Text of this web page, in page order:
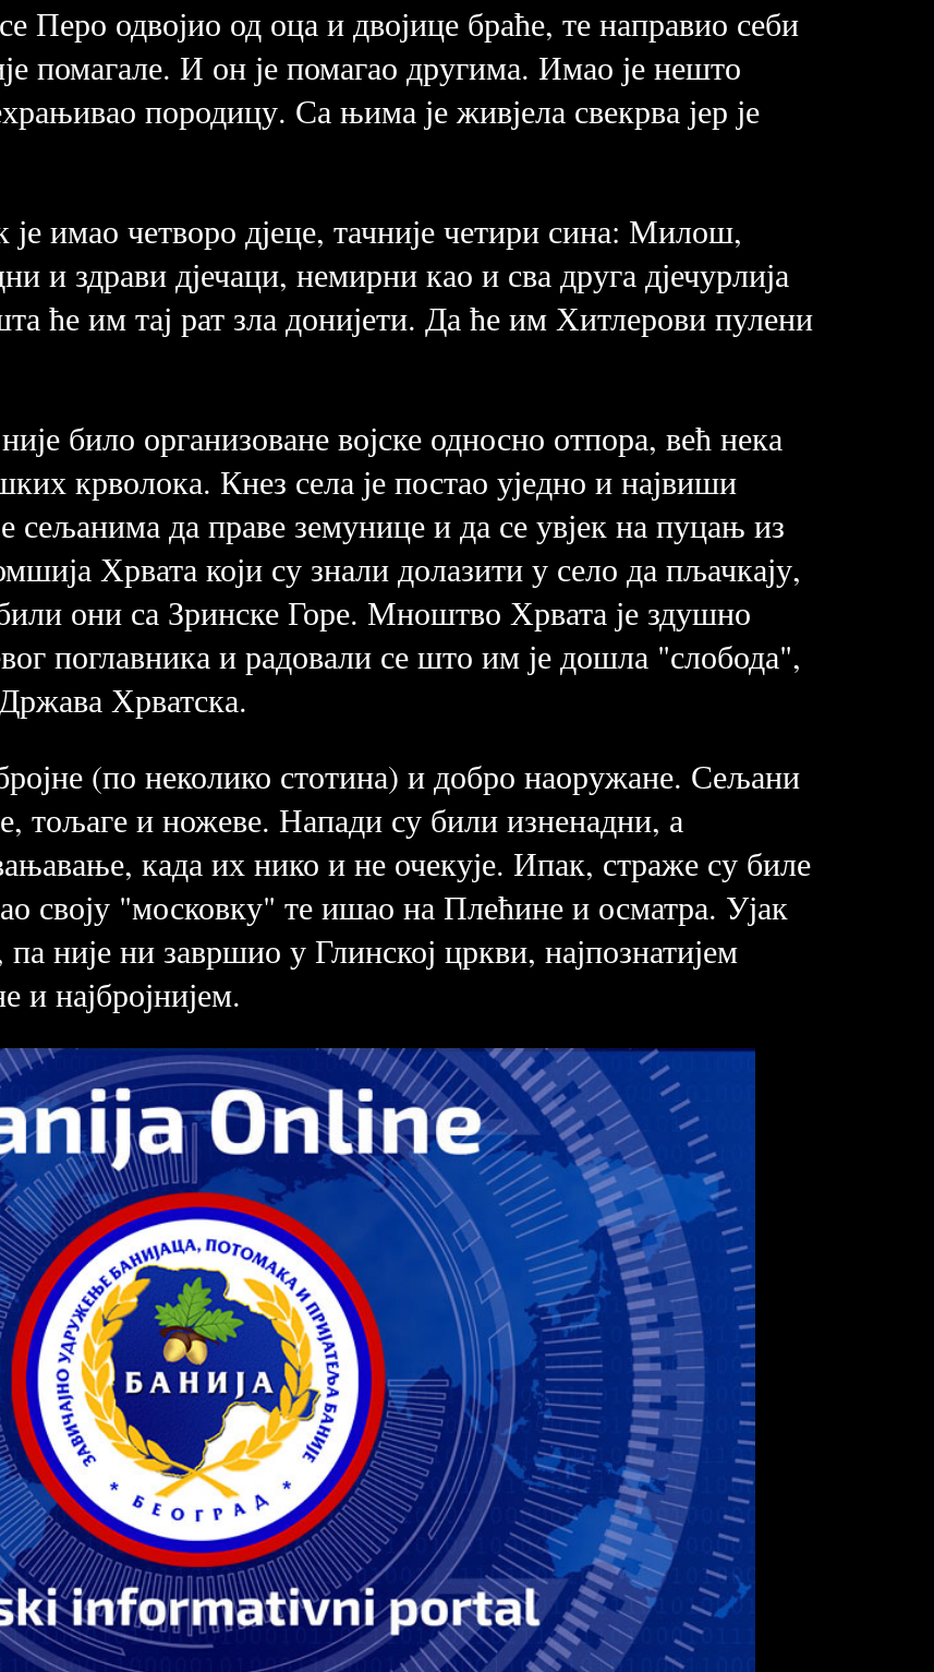
Перо одвојио од оца и двојице браће, те направио себи
помагале. И он је помагао другима. Имао је нешто
породицу. Са њима је живјела свекрва јер је
имао четворо дјеце, тачније четири сина: Милош,
и здрави дјечаци, немирни као и сва друга дјечурлија
ће им тај рат зла донијети. Да ће им Хитлерови пулени
било организоване војске односно отпора, већ нека
крволока. Кнез села је постао уједно и највиши
сељанима да праве земунице и да се увјек на пуцањ из
Хрвата који су знали долазити у село да пљачкају,
они са Зринске Горе. Мноштво Хрвата је здушно
поглавника и радовали се што им је дошла "слобода",
Хрватска.
(по неколико стотина) и добро наоружане. Сељани
тољаге и ножеве. Напади су били изненадни, а
када их нико и не очекује. Ипак, страже су биле
своју "московку" те ишао на Плећине и осматра. Ујак
није ни завршио у Глинској цркви, најпознатијем
и најбројнијем.